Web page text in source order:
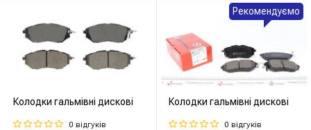
Колодки гальмівні дискові
0 відгуків
Колодки гальмівні дискові
0 відгуків
Рекомендуємо